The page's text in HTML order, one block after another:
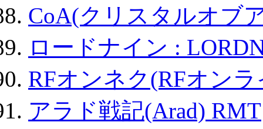
CoA(クリスタルオブ
ロードナイン :
RFオンネク(RFオン
アラド戦記(Arad) RMT